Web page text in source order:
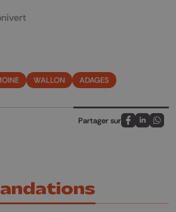
WALLON ADAGES
Partager sur
Partagez sur
Partagez